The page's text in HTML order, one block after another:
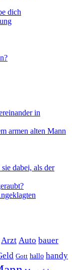
dich
in
armen alten Mann
dabei, als der
Arzt Auto bauer
Gott hallo handy